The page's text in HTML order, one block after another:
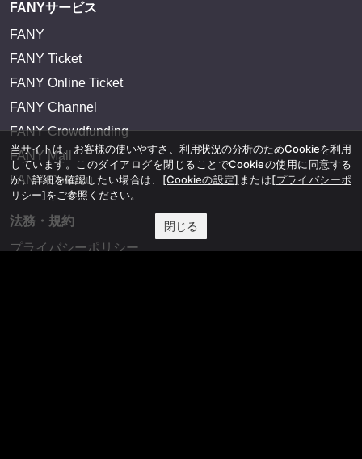
FANYサービス
FANY
FANY Ticket
FANY Online Ticket
FANY Channel
FANY Crowdfunding
FANY Mall
FANY Commu
法務・規約
プライバシーポリシー
当サイトは、お客様の使いやすさ、利用状況の分析のためCookieを利用
しています。このダイアログを閉じることでCookieの使用に同意する
か、詳細を確認したい場合は、 [Cookieの設定] または[プライバシーポ
リシー]をご参照ください。
閉じる